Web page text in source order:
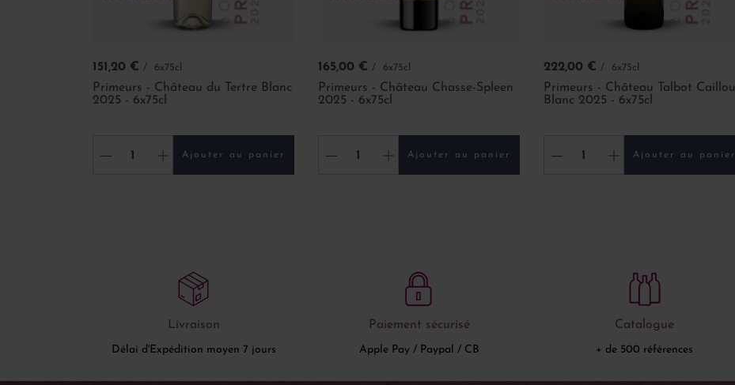
Prix
151,20 € 6x75cl
Primeurs - Château du Tertre Blanc
2025 - 6x75cl
- + Ajouter au panier
Prix
165,00 € 6x75cl
Primeurs - Château Chasse-Spleen
2025 - 6x75cl
- + Ajouter au panier
Prix
222,00 € 6x75cl
Primeurs - Château Talbot Caillou
Blanc 2025 - 6x75cl
- + Ajouter au panier
Livraison
Délai d'Expédition moyen 7 jours
Paiement sécurisé
Apple Pay / Paypal / CB
Catalogue
+ de 500 références